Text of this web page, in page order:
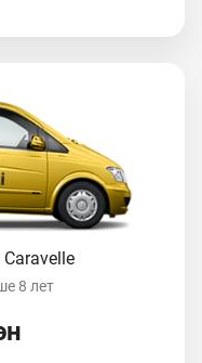
Caravelle
8 лет